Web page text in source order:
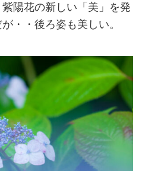
陽花の新しい「美」を発
・・後ろ姿も美しい。